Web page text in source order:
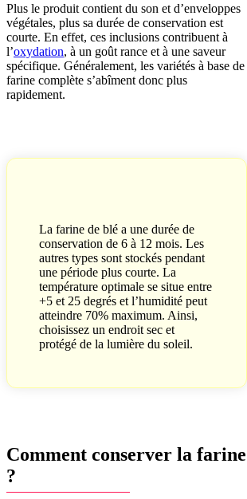
Plus le produit contient du son et d’enveloppes
végétales, plus sa durée de conservation est
courte. En effet, ces inclusions contribuent à
l’oxydation, à un goût rance et à une saveur
spécifique. Généralement, les variétés à base de
farine complète s’abîment donc plus
rapidement.
La farine de blé a une durée de
conservation de 6 à 12 mois. Les
autres types sont stockés pendant
une période plus courte. La
température optimale se situe entre
+5 et 25 degrés et l’humidité peut
atteindre 70% maximum. Ainsi,
choisissez un endroit sec et
protégé de la lumière du soleil.
Comment conserver la farine
?